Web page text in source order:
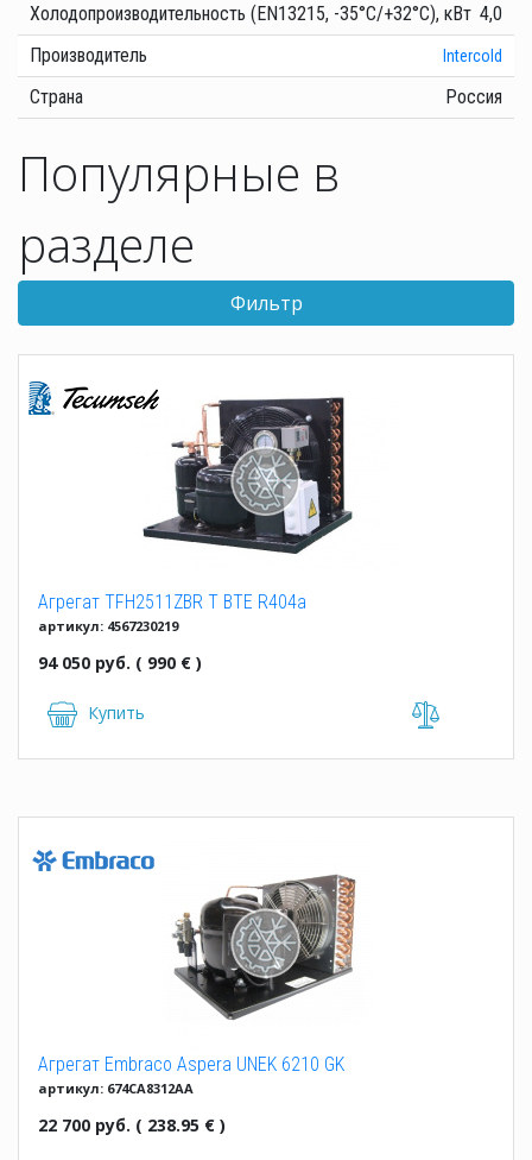
Холодопроизводительность (EN13215, -35°C/+32°C), кВт 4,0
Производитель
Intercold
Страна Россия
Популярные в
разделе
Фильтр
Агрегат TFH2511ZBR T BTE R404a
артикул: 4567230219
94 050 руб. ( 990 € )
Купить
Агрегат Embraco Aspera UNEK 6210 GK
артикул: 674CA8312AA
22 700 руб. ( 238.95 € )